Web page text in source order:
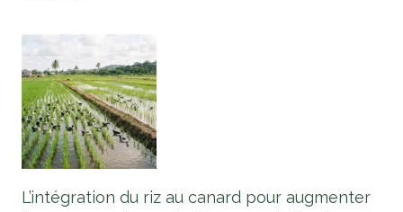
L’intégration du riz au canard pour augmenter